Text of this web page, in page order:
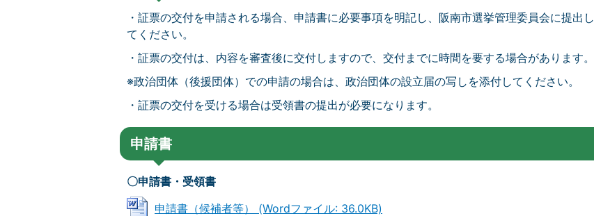
・証票の交付を申請される場合、申請書に必要事項を明記し、阪南市選挙管理委員会に提出し
てください。
・証票の交付は、内容を審査後に交付しますので、交付までに時間を要する場合があります。
※政治団体（後援団体）での申請の場合は、政治団体の設立届の写しを添付してください。
・証票の交付を受ける場合は受領書の提出が必要になります。
申請書
〇申請書・受領書
申請書（候補者等） (Wordファイル: 36.0KB)